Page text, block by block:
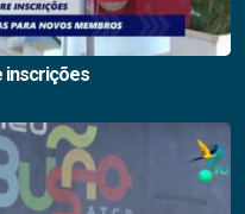
inscrições